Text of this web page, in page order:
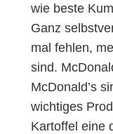
wie beste
Ganz
mal fehlen,
sind.
McDonald’s
wichtiges
Kartoffel eine